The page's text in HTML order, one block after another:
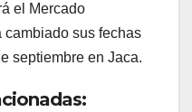
el Mercado
cambiado sus fechas
septiembre en Jaca.